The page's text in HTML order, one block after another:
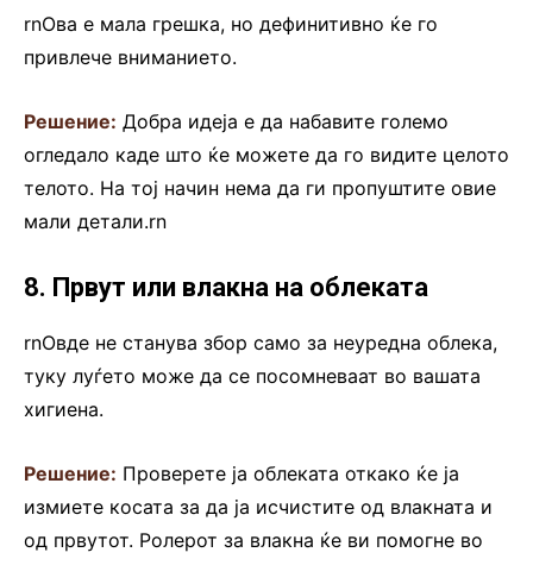
rnОва е мала грешка, но дефинитивно ќе го
привлече вниманието.
Решение: Добра идеја е да набавите големо
огледало каде што ќе можете да го видите целото
телото. На тој начин нема да ги пропуштите овие
мали детали.rn
8. Првут или влакна на облеката
rnОвде не станува збор само за неуредна облека,
туку луѓето може да се посомневаат во вашата
хигиена.
Решение: Проверете ја облеката откако ќе ја
измиете косата за да ја исчистите од влакната и
од првутот. Ролерот за влакна ќе ви помогне во